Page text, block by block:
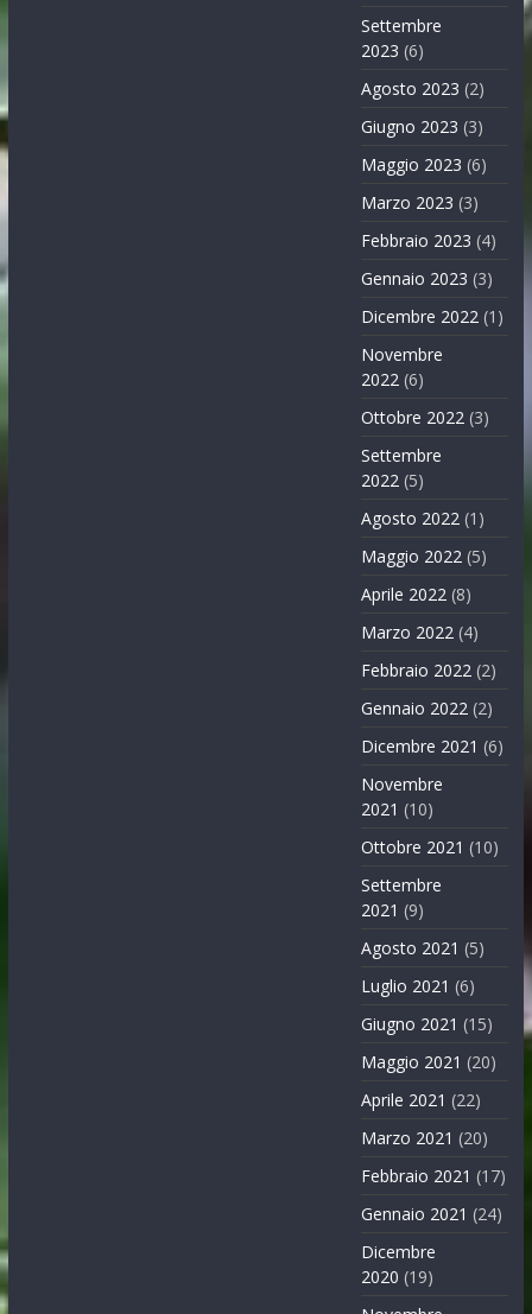
Settembre
2023 (6)
Agosto 2023 (2)
Giugno 2023 (3)
Maggio 2023 (6)
Marzo 2023 (3)
Febbraio 2023 (4)
Gennaio 2023 (3)
Dicembre 2022 (1)
Novembre
2022 (6)
Ottobre 2022 (3)
Settembre
2022 (5)
Agosto 2022 (1)
Maggio 2022 (5)
Aprile 2022 (8)
Marzo 2022 (4)
Febbraio 2022 (2)
Gennaio 2022 (2)
Dicembre 2021 (6)
Novembre
2021 (10)
Ottobre 2021 (10)
Settembre
2021 (9)
Agosto 2021 (5)
Luglio 2021 (6)
Giugno 2021 (15)
Maggio 2021 (20)
Aprile 2021 (22)
Marzo 2021 (20)
Febbraio 2021 (17)
Gennaio 2021 (24)
Dicembre
2020 (19)